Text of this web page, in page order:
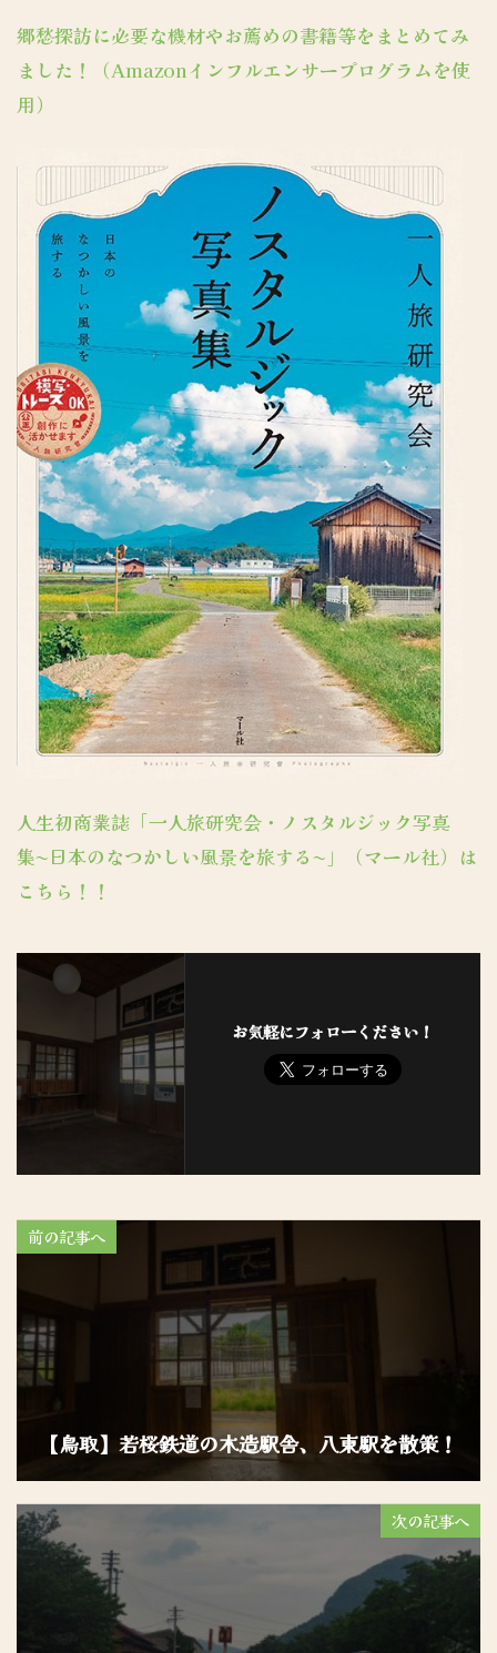
郷愁探訪に必要な機材やお薦めの書籍等をまとめてみ
ました！（Amazonインフルエンサープログラムを使
用）
人生初商業誌「一人旅研究会・ノスタルジック写真
集〜日本のなつかしい風景を旅する〜」（マール社）は
こちら！！
お気軽にフォローください！
前の記事へ
【鳥取】若桜鉄道の木造駅舎、八東駅を散策！
次の記事へ